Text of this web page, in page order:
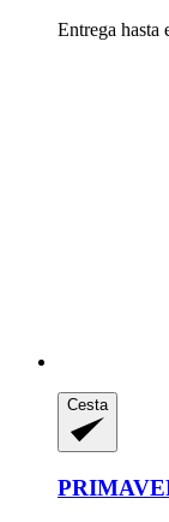
Entrega hasta
Cesta